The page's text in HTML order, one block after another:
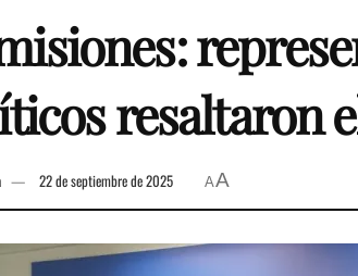
resaltaron
22 de septiembre de 2025 AA